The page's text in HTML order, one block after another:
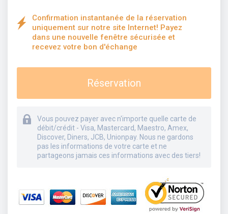
Confirmation instantanée de la réservation
uniquement sur notre site Internet! Payez
dans une nouvelle fenêtre sécurisée et
recevez votre bon d'échange
Réservation
Vous pouvez payer avec n'importe quelle carte de
débit/crédit - Visa, Mastercard, Maestro, Amex,
Discover, Diners, JCB, Unionpay. Nous ne gardons
pas les informations de votre carte et ne
partageons jamais ces informations avec des tiers!